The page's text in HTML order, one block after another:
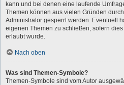
kann und bei denen eine laufende
Themen können aus vielen Gründen
Administrator gesperrt werden. Eventuell
eigenen Themen zu schließen, sofern
erlaubt wurde.
Nach oben
Was sind Themen-Symbole?
Themen-Symbole sind vom Autor